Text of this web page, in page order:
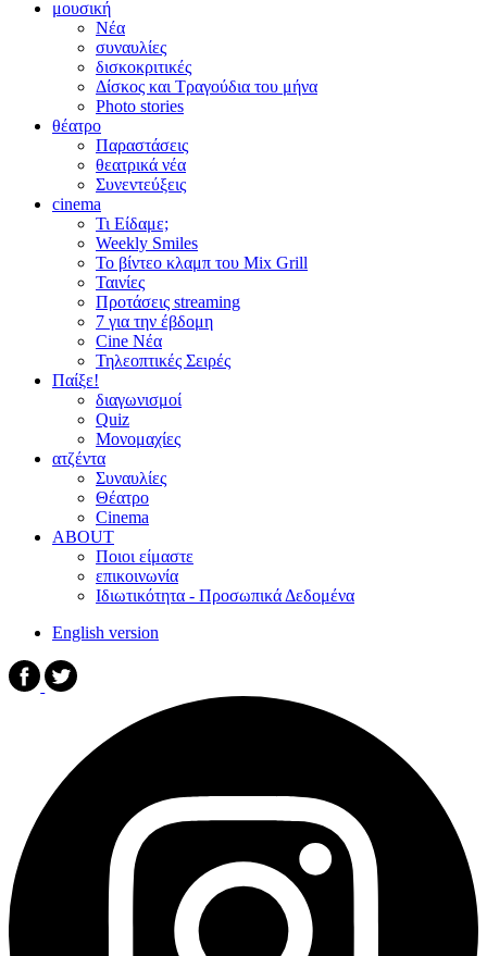
μουσική
Νέα
συναυλίες
δισκοκριτικές
Δίσκος και Τραγούδια του μήνα
Photo stories
θέατρο
Παραστάσεις
θεατρικά νέα
Συνεντεύξεις
cinema
Τι Είδαμε;
Weekly Smiles
Το βίντεο κλαμπ του Mix Grill
Ταινίες
Προτάσεις streaming
7 για την έβδομη
Cine Νέα
Τηλεοπτικές Σειρές
Παίξε!
διαγωνισμοί
Quiz
Μονομαχίες
ατζέντα
Συναυλίες
Θέατρο
Cinema
ABOUT
Ποιοι είμαστε
επικοινωνία
Ιδιωτικότητα - Προσωπικά Δεδομένα
English version